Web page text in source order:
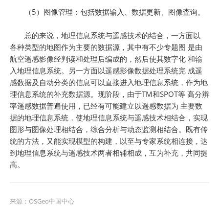
（5）图像管理：包括数据输入、数据更新、图像査询。
总的来说，地理信息系统与遥感技术的结合，一方面以
各种类型的地图作为主要的数据源，其中有不少专题图 是由
航空遥感影像经判读和处理后编成的，然后使其数字化 和输
入地理信息系统。另一方面以遥感影像数据处理系统完 成遥
感数据及自动分类的信息可以直接进入地理信息系统，作为地
理信息系统的补充数据源。现阶段，由于TM和SPOT等 高分辨
率遥感数据普遍使用，已经有可能建立以遥感数据为 主要数
据的地理信息系统，使地理信息系统与遥感技术相结合，实现
图形与图像处理相结合，综合分析与动态监测相结合。既有传
统的方法，又能实现模型的构建，以至与专家系统相连接，达
到地理信息系统与遥感技术两者相辅相成，互为补充，共同提
高。
来源： OSGeo中国中心